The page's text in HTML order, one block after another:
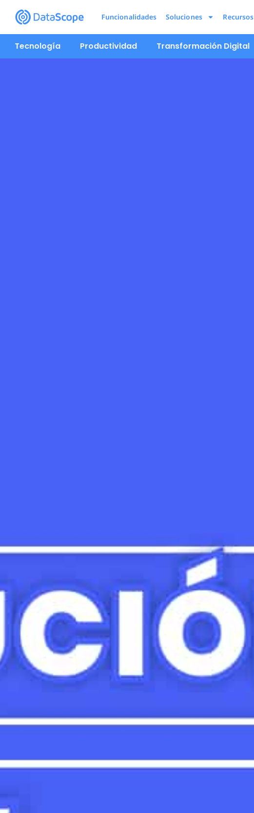
Funcionalidades Soluciones Recursos
Tecnología Productividad Transformación Digital